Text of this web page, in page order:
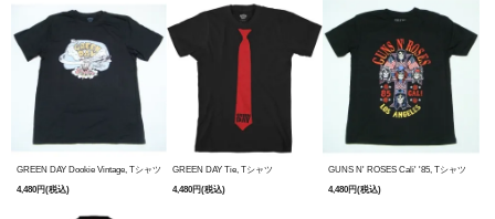
GREEN DAY Dookie Vintage, Tシャツ
4,480円(税込)
GREEN DAY Tie, Tシャツ
4,480円(税込)
GUNS N' ROSES Cali' '85, Tシャツ
4,480円(税込)